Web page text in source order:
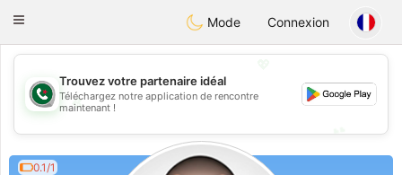
Weshrak
Toggle
Mode Connexion
💖
💕
Trouvez votre partenaire idéal
Téléchargez notre application de rencontre
maintenant !
0.1/1